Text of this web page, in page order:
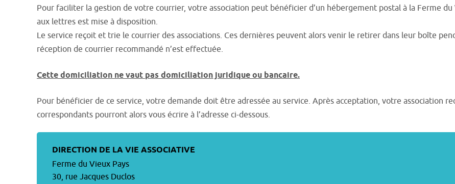
Pour faciliter la gestion de votre courrier, votre association peut bénéficier d’un hébergement postal à la Ferme
aux lettres est mise à disposition.
Le service reçoit et trie le courrier des associations. Ces dernières peuvent alors venir le retirer dans leur boîte
réception de courrier recommandé n’est effectuée.
Cette domiciliation ne vaut pas domiciliation juridique ou bancaire.
Pour bénéficier de ce service, votre demande doit être adressée au service. Après acceptation, votre association
correspondants pourront alors vous écrire à l’adresse ci-dessous.
DIRECTION DE LA VIE ASSOCIATIVE
Ferme du Vieux Pays
30, rue Jacques Duclos